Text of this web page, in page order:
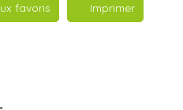
favoris Imprimer